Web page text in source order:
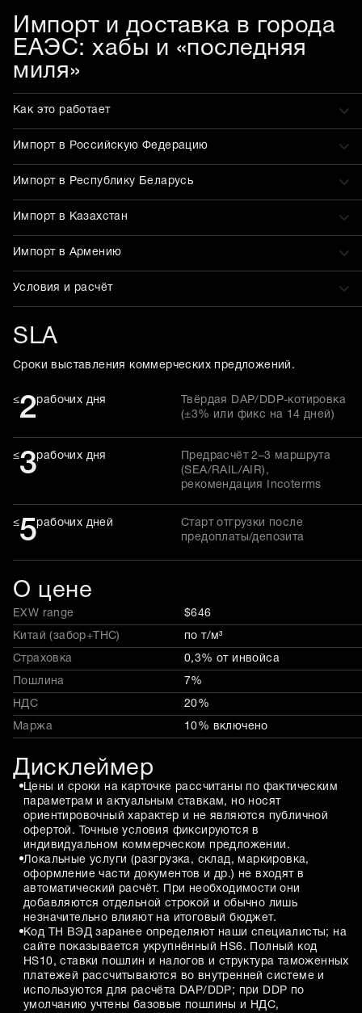
Импорт и доставка в города
ЕАЭС: хабы и «последняя
миля»
Как это работает
Импорт в Российскую Федерацию
Импорт в Республику Беларусь
Импорт в Казахстан
Импорт в Армению
Условия и расчёт
SLA
Сроки выставления коммерческих предложений.
≤2рабочих дня
Твёрдая DAP/DDP-котировка
(±3% или фикс на 14 дней)
≤3рабочих дня
Предрасчёт 2–3 маршрута
(SEA/RAIL/AIR),
рекомендация Incoterms
≤5рабочих дней
Старт отгрузки после
предоплаты/депозита
О цене
EXW range $646
Китай (забор+THC) по т/м³
Страховка 0,3% от инвойса
Пошлина 7%
НДС 20%
Маржа 10% включено
Дисклеймер
Цены и сроки на карточке рассчитаны по фактическим
параметрам и актуальным ставкам, но носят
ориентировочный характер и не являются публичной
офертой. Точные условия фиксируются в
индивидуальном коммерческом предложении.
Локальные услуги (разгрузка, склад, маркировка,
оформление части документов и др.) не входят в
автоматический расчёт. При необходимости они
добавляются отдельной строкой и обычно лишь
незначительно влияют на итоговый бюджет.
Код ТН ВЭД заранее определяют наши специалисты; на
сайте показывается укрупнённый HS6. Полный код
HS10, ставки пошлин и налогов и структура таможенных
платежей рассчитываются во внутренней системе и
используются для расчёта DAP/DDP; при DDP по
умолчанию учтены базовые пошлины и НДС,